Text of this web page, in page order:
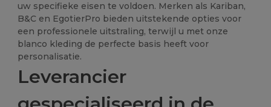
uw specifieke eisen te voldoen. Merken als Kariban,
B&C en EgotierPro bieden uitstekende opties voor
een professionele uitstraling, terwijl u met onze
blanco kleding de perfecte basis heeft voor
personalisatie.
Leverancier